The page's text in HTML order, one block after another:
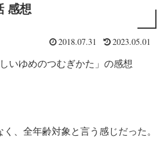
感想
2018.07.31 2023.05.01
いゆめのつむぎかた」の感想
、全年齢対象と言う感じだった。